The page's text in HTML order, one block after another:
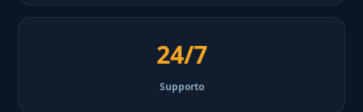
24/7
Supporto